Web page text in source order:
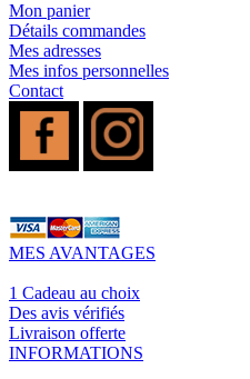
Mon panier
Détails commandes
Mes adresses
Mes infos personnelles
Contact
MES AVANTAGES
1 Cadeau au choix
Des avis vérifiés
Livraison offerte
INFORMATIONS